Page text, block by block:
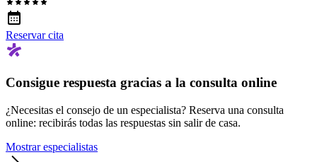
Reservar cita
Consigue respuesta gracias a la consulta online
¿Necesitas el consejo de un especialista? Reserva una consulta
online: recibirás todas las respuestas sin salir de casa.
Mostrar especialistas